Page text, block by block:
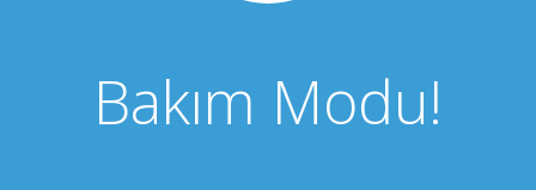
Bakım Modu!